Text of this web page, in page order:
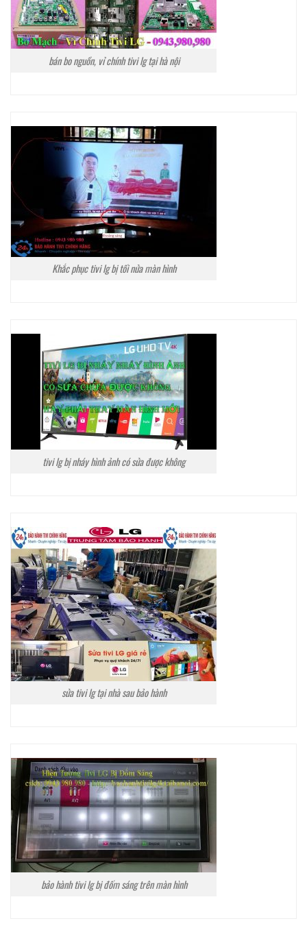
bán bo nguồn, vỉ chính tivi lg tại hà nội
Khắc phục tivi lg bị tối nửa màn hình
tivi lg bị nháy hình ảnh có sửa được không
sửa tivi lg tại nhà sau bảo hành
bảo hành tivi lg bị đốm sáng trên màn hình